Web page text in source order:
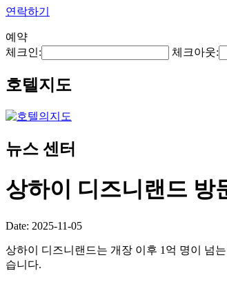
연락하기
예약
체크인:
체크아웃:
호텔지도
뉴스 센터
상하이 디즈니랜드 방
Date: 2025-11-05
상하이 디즈니랜드는 개장 이후 1억 명이 넘
습니다.